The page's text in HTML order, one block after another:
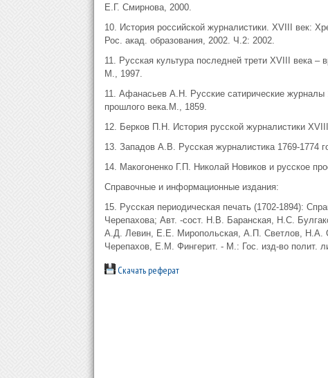
Е.Г. Смирнова, 2000.
10. История российской журналистики. XVIII век:
Рос. акад. образования, 2002. Ч.2: 2002.
11. Русская культура последней трети XVIII века
М., 1997.
11. Афанасьев А.Н. Русские сатирические журналы
прошлого века.М., 1859.
12. Берков П.Н. История русской журналистики
13. Западов А.В. Русская журналистика 1769-1774
14. Макогоненко Г.П. Николай Новиков и русское
Справочные и информационные издания:
15. Русская периодическая печать (1702-1894):
Черепахова; Авт. -сост. Н.В. Баранская, Н.С.
А.Д. Левин, Е.Е. Миропольская, А.П. Светлов,
Черепахов, Е.М. Фингерит. - М.: Гос. изд-во полит.
Скачать реферат